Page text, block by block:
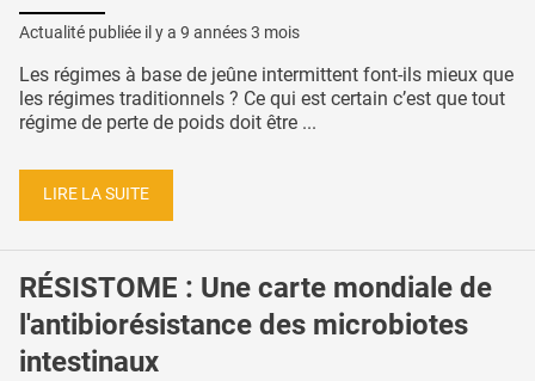
Actualité publiée il y a 9 années 3 mois
Les régimes à base de jeûne intermittent font-ils mieux que
les régimes traditionnels ? Ce qui est certain c’est que tout
régime de perte de poids doit être ...
LIRE LA SUITE
RÉSISTOME : Une carte mondiale de
l'antibiorésistance des microbiotes
intestinaux